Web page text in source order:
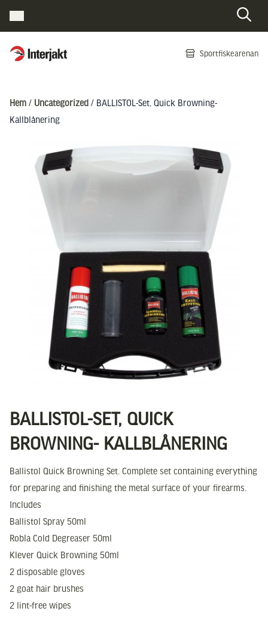
Interjakt SE Sportfiskearenan
Hem / Uncategorized / BALLISTOL-Set, Quick Browning-
Kallblånering
BALLISTOL-SET, QUICK
BROWNING- KALLBLÅNERING
Ballistol Quick Browning Set. Complete set containing everything
for preparing and finishing the metal surface of your firearms.
Includes
Ballistol Spray 50ml
Robla Cold Degreaser 50ml
Klever Quick Browning 50ml
2 disposable gloves
2 goat hair brushes
2 lint-free wipes